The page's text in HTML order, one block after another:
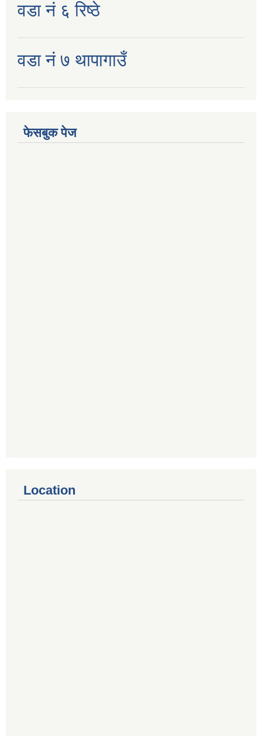
वडा नं ६ रिष्ठे
वडा नं ७ थापागाउँ
फेसबुक पेज
Location